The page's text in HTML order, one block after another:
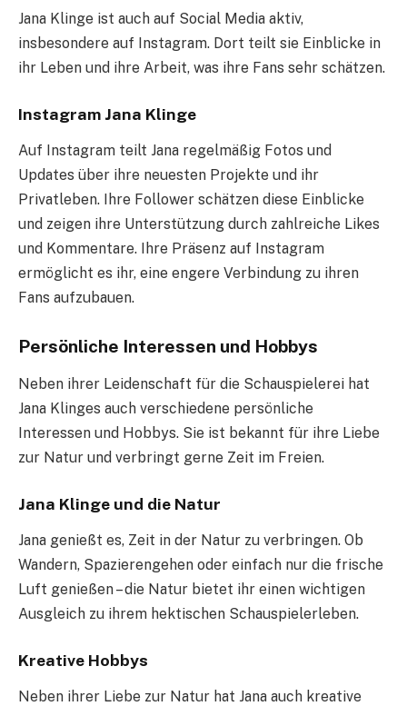
Jana Klinge ist auch auf Social Media aktiv,
insbesondere auf Instagram. Dort teilt sie Einblicke in
ihr Leben und ihre Arbeit, was ihre Fans sehr schätzen.
Instagram Jana Klinge
Auf Instagram teilt Jana regelmäßig Fotos und
Updates über ihre neuesten Projekte und ihr
Privatleben. Ihre Follower schätzen diese Einblicke
und zeigen ihre Unterstützung durch zahlreiche Likes
und Kommentare. Ihre Präsenz auf Instagram
ermöglicht es ihr, eine engere Verbindung zu ihren
Fans aufzubauen.
Persönliche Interessen und Hobbys
Neben ihrer Leidenschaft für die Schauspielerei hat
Jana Klinges auch verschiedene persönliche
Interessen und Hobbys. Sie ist bekannt für ihre Liebe
zur Natur und verbringt gerne Zeit im Freien.
Jana Klinge und die Natur
Jana genießt es, Zeit in der Natur zu verbringen. Ob
Wandern, Spazierengehen oder einfach nur die frische
Luft genießen – die Natur bietet ihr einen wichtigen
Ausgleich zu ihrem hektischen Schauspielerleben.
Kreative Hobbys
Neben ihrer Liebe zur Natur hat Jana auch kreative